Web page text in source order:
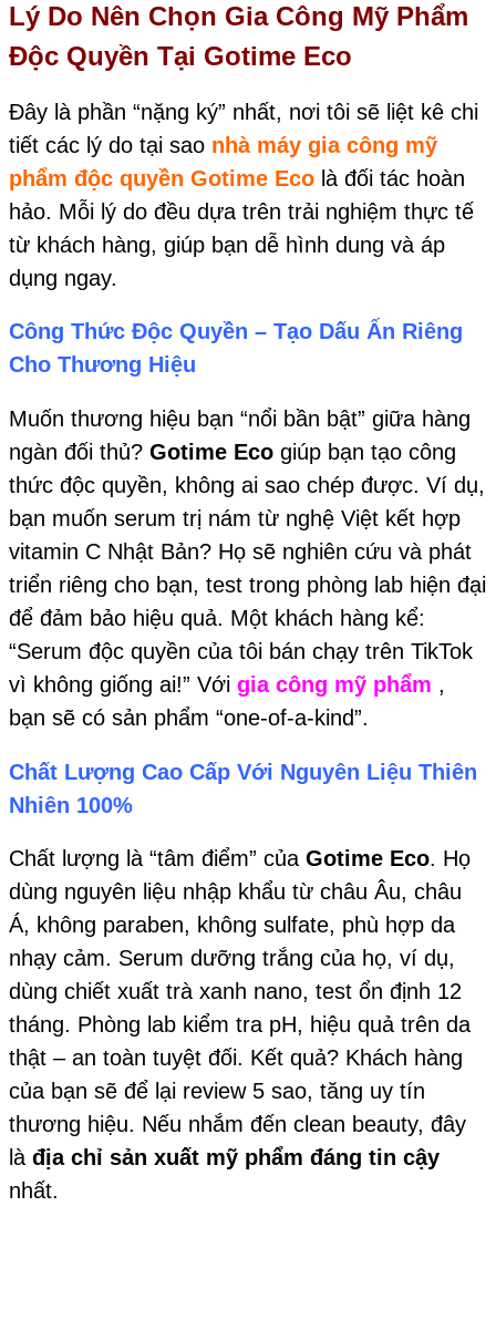
Lý Do Nên Chọn Gia Công Mỹ Phẩm
Độc Quyền Tại Gotime Eco
Đây là phần “nặng ký” nhất, nơi tôi sẽ liệt kê chi
tiết các lý do tại sao nhà máy gia công mỹ
phẩm độc quyền Gotime Eco là đối tác hoàn
hảo. Mỗi lý do đều dựa trên trải nghiệm thực tế
từ khách hàng, giúp bạn dễ hình dung và áp
dụng ngay.
Công Thức Độc Quyền – Tạo Dấu Ấn Riêng
Cho Thương Hiệu
Muốn thương hiệu bạn “nổi bần bật” giữa hàng
ngàn đối thủ? Gotime Eco giúp bạn tạo công
thức độc quyền, không ai sao chép được. Ví dụ,
bạn muốn serum trị nám từ nghệ Việt kết hợp
vitamin C Nhật Bản? Họ sẽ nghiên cứu và phát
triển riêng cho bạn, test trong phòng lab hiện đại
để đảm bảo hiệu quả. Một khách hàng kể:
“Serum độc quyền của tôi bán chạy trên TikTok
vì không giống ai!” Với gia công mỹ phẩm ,
bạn sẽ có sản phẩm “one-of-a-kind”.
Chất Lượng Cao Cấp Với Nguyên Liệu Thiên
Nhiên 100%
Chất lượng là “tâm điểm” của Gotime Eco. Họ
dùng nguyên liệu nhập khẩu từ châu Âu, châu
Á, không paraben, không sulfate, phù hợp da
nhạy cảm. Serum dưỡng trắng của họ, ví dụ,
dùng chiết xuất trà xanh nano, test ổn định 12
tháng. Phòng lab kiểm tra pH, hiệu quả trên da
thật – an toàn tuyệt đối. Kết quả? Khách hàng
của bạn sẽ để lại review 5 sao, tăng uy tín
thương hiệu. Nếu nhắm đến clean beauty, đây
là địa chỉ sản xuất mỹ phẩm đáng tin cậy
nhất.